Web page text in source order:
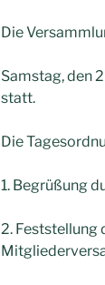
Die
Samstag, den
statt.
Die
1. Begrüßung
2. Feststellung